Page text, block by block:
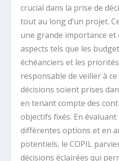
crucial dans la prise de
tout au long d’un projet.
une grande importance et
aspects tels que les
échéanciers et les
responsable de veiller à
décisions soient prises
en tenant compte des
objectifs fixés. En
différentes options et en
potentiels, le COPIL
décisions éclairées qui